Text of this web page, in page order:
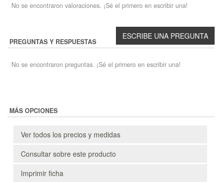
No se encontraron valoraciones. ¡Sé el primero en escribir una!
PREGUNTAS Y RESPUESTAS
No se encontraron preguntas. ¡Sé el primero en escribir una!
MÁS OPCIONES
Ver todos los precios y medidas
Consultar sobre este producto
Imprimir ficha